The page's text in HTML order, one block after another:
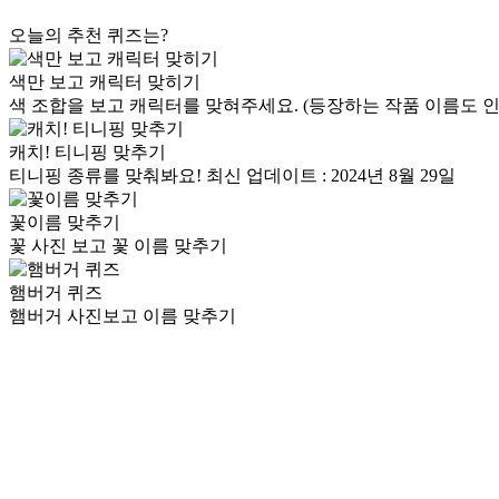
오늘의 추천 퀴즈는?
색만 보고 캐릭터 맞히기
색 조합을 보고 캐릭터를 맞혀주세요. (등장하는 작품 이름도
캐치! 티니핑 맞추기
티니핑 종류를 맞춰봐요! 최신 업데이트 : 2024년 8월 29일
꽃이름 맞추기
꽃 사진 보고 꽃 이름 맞추기
햄버거 퀴즈
햄버거 사진보고 이름 맞추기